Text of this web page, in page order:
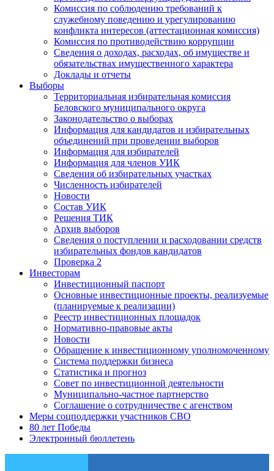
Комиссия по соблюдению требований к
служебному поведению и урегулированию
конфликта интересов (аттестационная комиссия)
Комиссия по противодействию коррупции
Сведения о доходах, расходах, об имуществе и
обязательствах имущественного характера
Доклады и отчеты
Выборы
Территориальная избирательная комиссия
Беловского муниципального округа
Законодательство о выборах
Информация для кандидатов и избирательных
объединений при проведении выборов
Информация для избирателей
Информация для членов УИК
Сведения об избирательных участках
Численность избирателей
Новости
Состав УИК
Решения ТИК
Архив выборов
Сведения о поступлении и расходовании средств
избирательных фондов кандидатов
Проверка 2
Инвесторам
Инвестиционный паспорт
Основные инвестиционные проекты, реализуемые
(планируемые к реализации)
Реестр инвестиционных площадок
Нормативно-правовые акты
Новости
Обращение к инвестиционному уполномоченному
Система поддержки бизнеса
Статистика и прогноз
Совет по инвестиционной деятельности
Муниципально-частное партнерство
Соглашение о сотрудничестве с агенством
Меры соцподдержки участников СВО
80 лет Победы
Электронный бюллетень